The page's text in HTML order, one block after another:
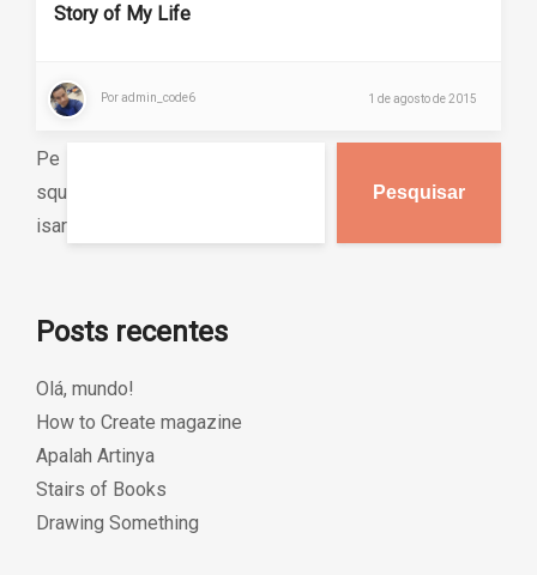
Story of My Life
Poradmin_code6 1 de agosto de 2015
Pe
squ
isar
Pesquisar
Posts recentes
Olá, mundo!
How to Create magazine
Apalah Artinya
Stairs of Books
Drawing Something